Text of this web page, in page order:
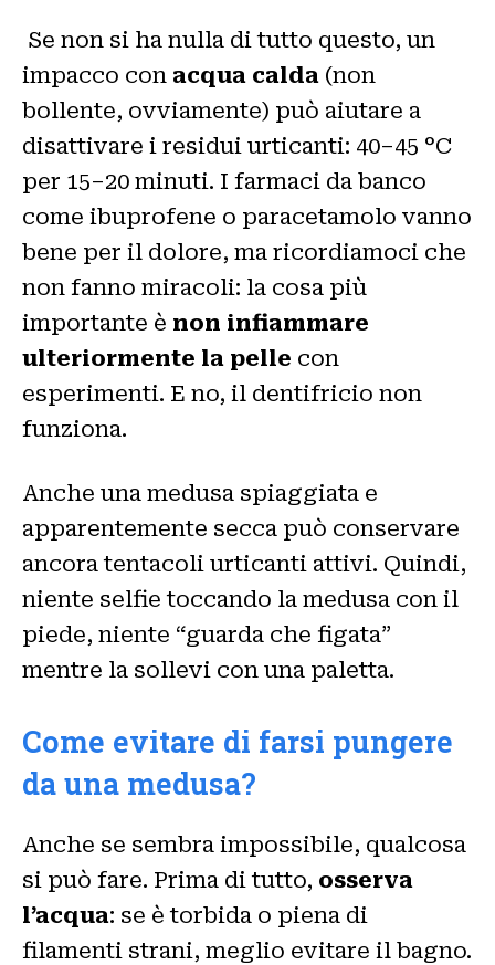
Se non si ha nulla di tutto questo, un
impacco con acqua calda (non
bollente, ovviamente) può aiutare a
disattivare i residui urticanti: 40–45 °C
per 15–20 minuti. I farmaci da banco
come ibuprofene o paracetamolo vanno
bene per il dolore, ma ricordiamoci che
non fanno miracoli: la cosa più
importante è non infiammare
ulteriormente la pelle con
esperimenti. E no, il dentifricio non
funziona.
Anche una medusa spiaggiata e
apparentemente secca può conservare
ancora tentacoli urticanti attivi. Quindi,
niente selfie toccando la medusa con il
piede, niente “guarda che figata”
mentre la sollevi con una paletta.
Come evitare di farsi pungere
da una medusa?
Anche se sembra impossibile, qualcosa
si può fare. Prima di tutto, osserva
l’acqua: se è torbida o piena di
filamenti strani, meglio evitare il bagno.